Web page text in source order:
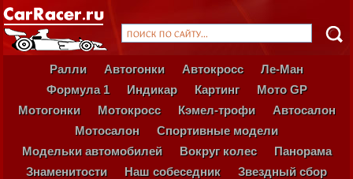
Ралли Автогонки Автокросс
Ле-Ман
Формула 1
Индикар Картинг
Мото GP
Мотогонки
Мотокросс Кэмел-трофи
Автосалон
Мотосалон
Спортивные модели
Модельки автомобилей
Вокруг колес
Панорама
Знаменитости
Наш собеседник
Звездный сбор